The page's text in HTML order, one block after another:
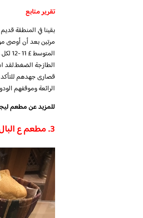
تقرير متابع
مرتين بعد أن أوصى
الطازجة الضغط.لقد
قصارى جهدهم للتأكد
الرائعة وموقفهم
للمزيد عن مطعم
3. مطعم ع البال